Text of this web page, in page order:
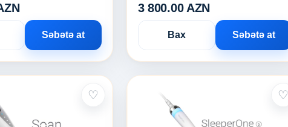
Səbətə at
3 800.00 AZN
Bax Səbətə at
♡ ♡